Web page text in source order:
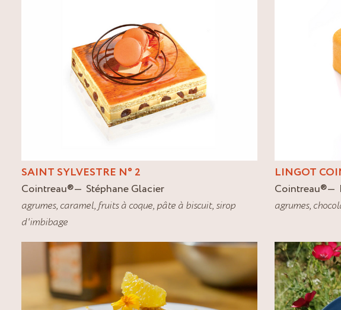
SAINT SYLVESTRE N° 2
Cointreau®
Stéphane Glacier
agrumes, caramel, fruits à coque, pâte à biscuit, sirop
d'imbibage
LINGOT
Cointreau®
agrumes,